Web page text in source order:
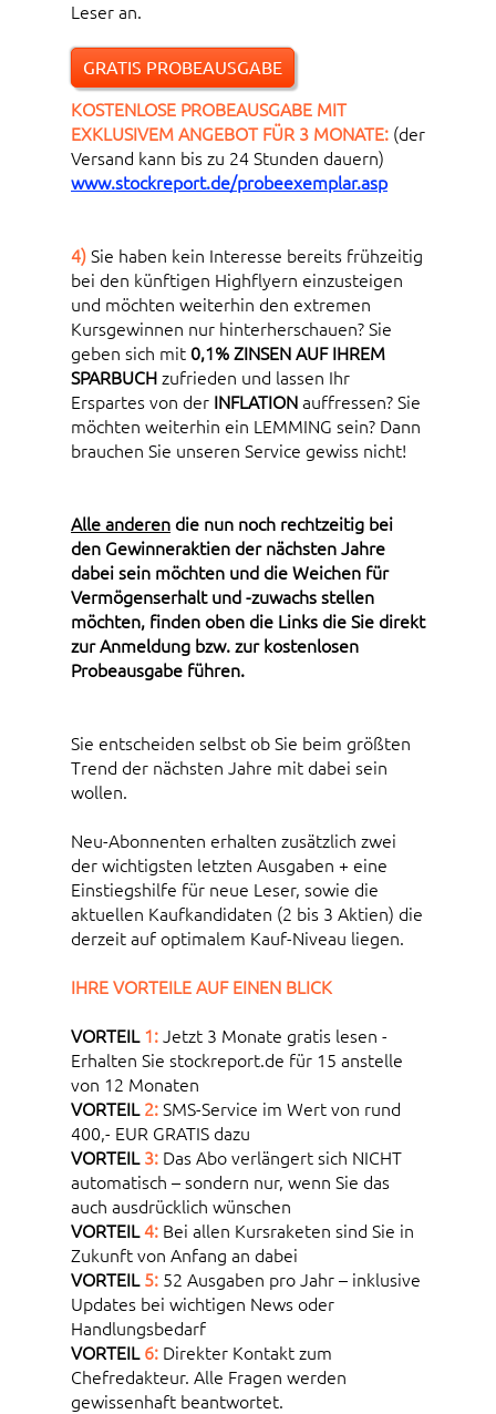
Leser an.
GRATIS PROBEAUSGABE
KOSTENLOSE PROBEAUSGABE MIT
EXKLUSIVEM ANGEBOT FÜR 3 MONATE: (der
Versand kann bis zu 24 Stunden dauern)
www.stockreport.de/probeexemplar.asp
4)Sie haben kein Interesse bereits frühzeitig
bei den künftigen Highflyern einzusteigen
und möchten weiterhin den extremen
Kursgewinnen nur hinterherschauen? Sie
geben sich mit 0,1% ZINSEN AUF IHREM
SPARBUCHzufrieden und lassen Ihr
Erspartes von der INFLATIONauffressen? Sie
möchten weiterhin ein LEMMING sein? Dann
brauchen Sie unseren Service gewiss nicht!
Alle anderendie nun noch rechtzeitig bei
den Gewinneraktien der nächsten Jahre
dabei sein möchten und die Weichen für
Vermögenserhalt und -zuwachs stellen
möchten, finden oben die Links die Sie direkt
zur Anmeldung bzw. zur kostenlosen
Probeausgabe führen.
Sie entscheiden selbst ob Sie beim größten
Trend der nächsten Jahre mit dabei sein
wollen.
Neu-Abonnenten erhalten zusätzlich zwei
der wichtigsten letzten Ausgaben + eine
Einstiegshilfe für neue Leser, sowie die
aktuellen Kaufkandidaten (2 bis 3 Aktien) die
derzeit auf optimalem Kauf-Niveau liegen.
IHRE VORTEILE AUF EINEN BLICK
VORTEIL1:Jetzt 3 Monate gratis lesen -
Erhalten Sie stockreport.de für 15 anstelle
von 12 Monaten
VORTEIL2:SMS-Service im Wert von rund
400,- EUR GRATIS dazu
VORTEIL3: Das Abo verlängert sich NICHT
automatisch – sondern nur, wenn Sie das
auch ausdrücklich wünschen
VORTEIL4: Bei allen Kursraketen sind Sie in
Zukunft von Anfang an dabei
VORTEIL5: 52 Ausgaben pro Jahr – inklusive
Updates bei wichtigen News oder
Handlungsbedarf
VORTEIL6: Direkter Kontakt zum
Chefredakteur. Alle Fragen werden
gewissenhaft beantwortet.